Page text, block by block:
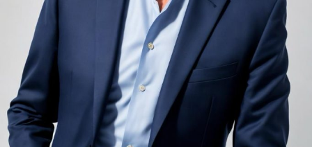
Pardoseala joacă un rol important în absorbția acestor
sunete, mai ales în zonele de trecere frecventă dintre
cameră și baie sau dintre pat și fereastră. Un material cu
proprietăți fonoabsorbante bune reduce transmiterea
zgomotului către camerele vecine și către etajele
inferioare, un aspect esențial mai ales în clădirile mai
vechi, cu structuri care nu au fost proiectate inițial
pentru izolare fonică performantă.